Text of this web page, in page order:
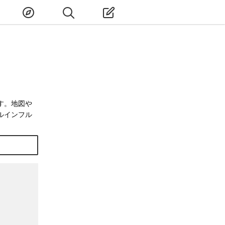
。地図や
インフル